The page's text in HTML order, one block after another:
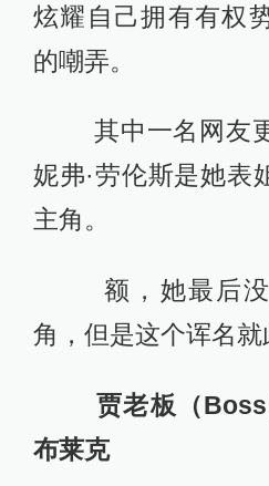
炫耀自己拥有有权
的嘲弄。
其中一名网友更
妮弗·劳伦斯是她表
主角。
额，她最后没
角，但是这个诨名就
贾老板（
布莱克